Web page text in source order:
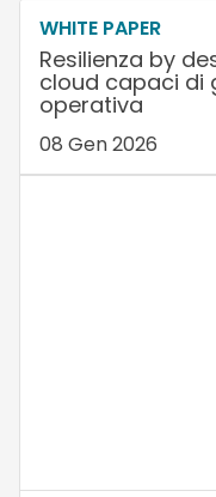
WHITE PAPER
Resilienza by
cloud capaci di
operativa
08 Gen 2026